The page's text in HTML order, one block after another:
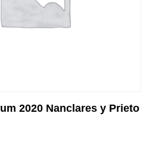
2020 Nanclares y Prieto